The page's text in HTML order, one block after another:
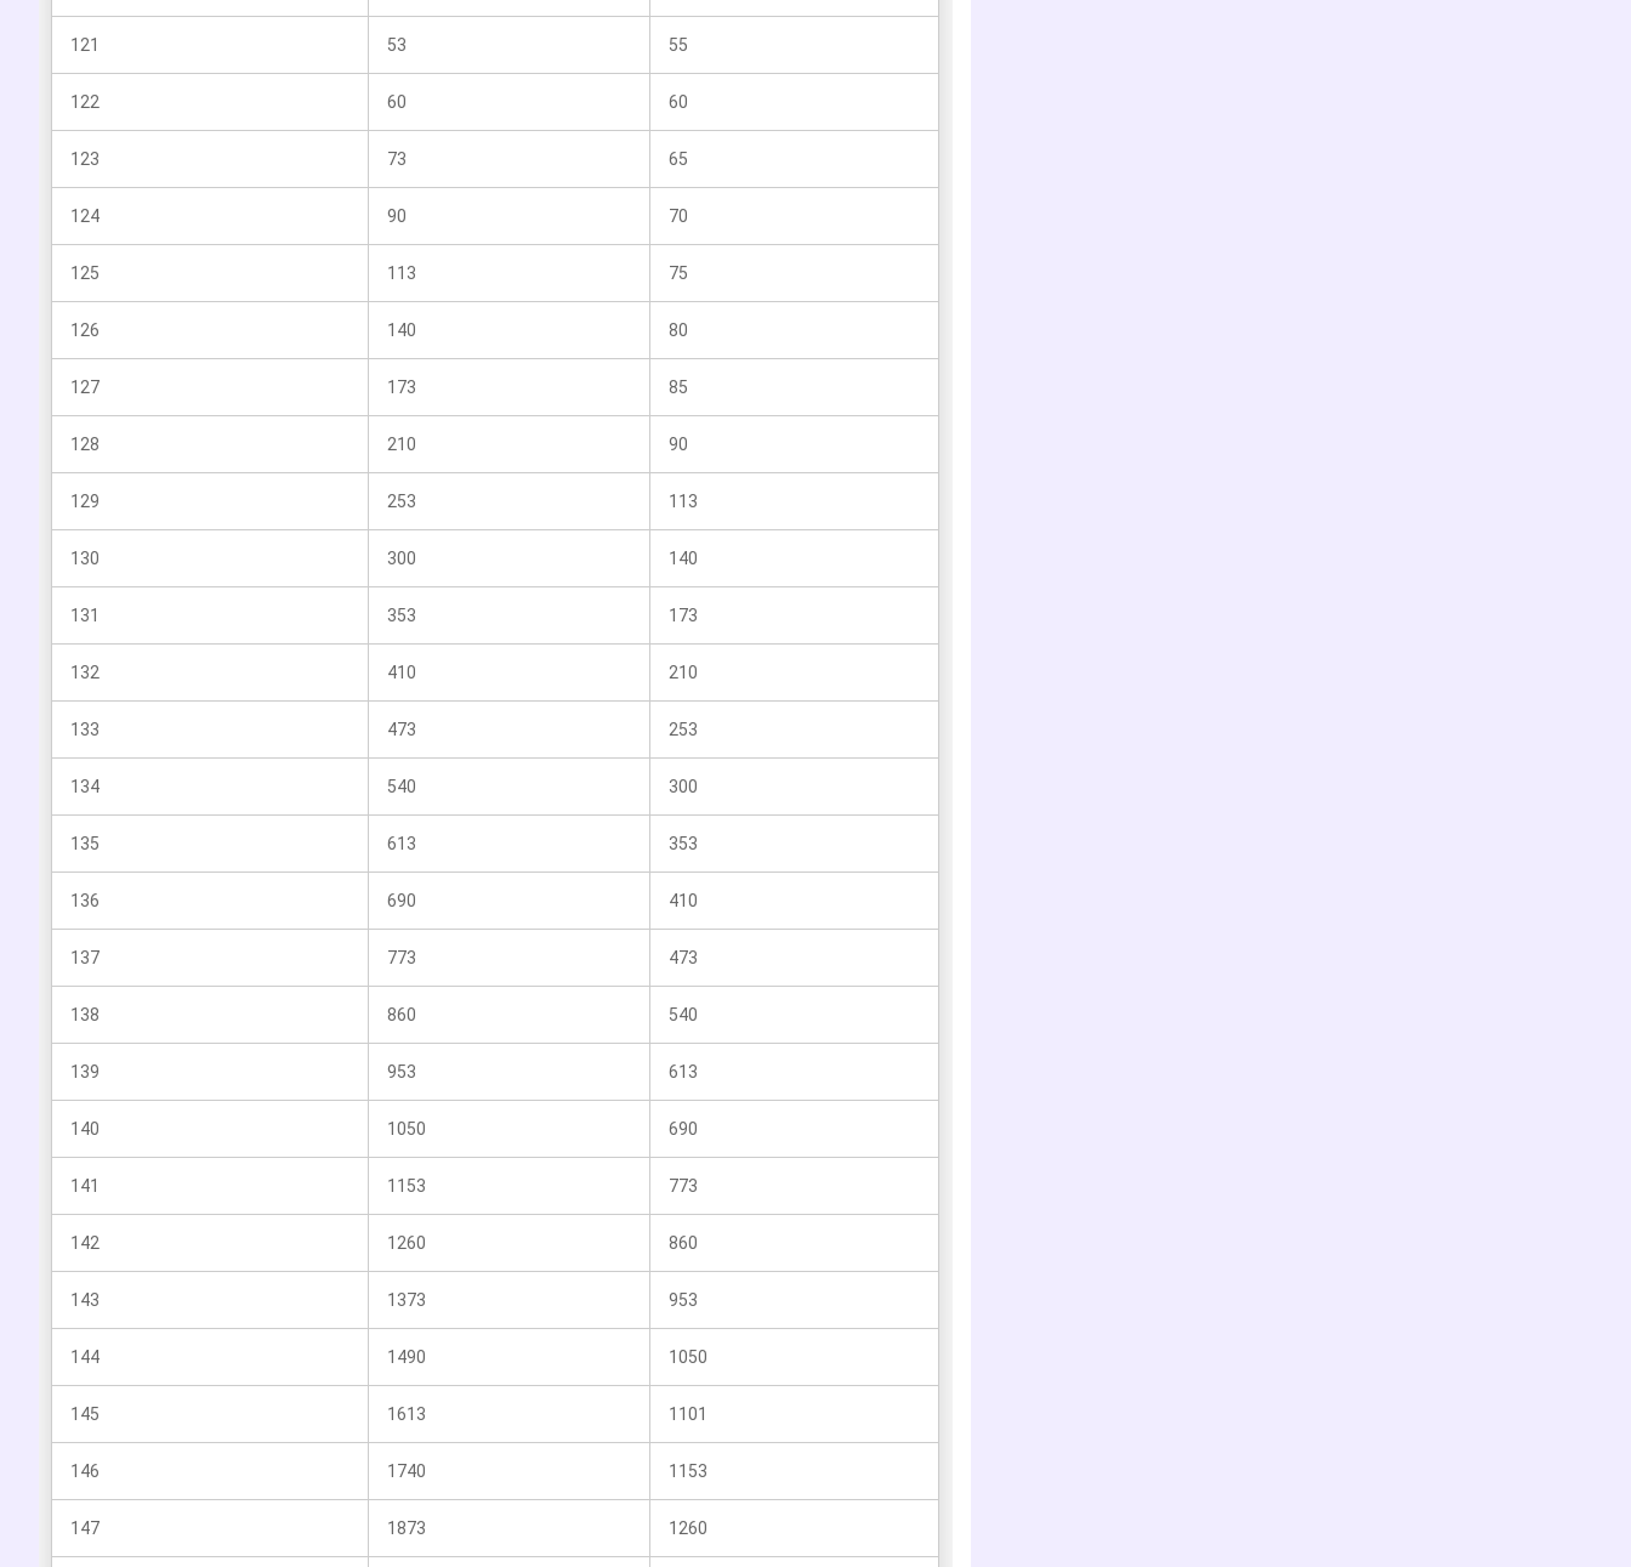
121 53 55
122 60 60
123 73 65
124 90 70
125 113 75
126 140 80
127 173 85
128 210 90
129 253 113
130 300 140
131 353 173
132 410 210
133 473 253
134 540 300
135 613 353
136 690 410
137 773 473
138 860 540
139 953 613
140 1050 690
141 1153 773
142 1260 860
143 1373 953
144 1490 1050
145 1613 1101
146 1740 1153
147 1873 1260